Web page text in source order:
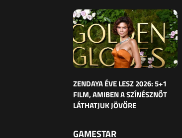
ZENDAYA ÉVE LESZ 2026: 5+1
FILM, AMIBEN A SZÍNÉSZNŐT
LÁTHATJUK JÖVŐRE
GAMESTAR